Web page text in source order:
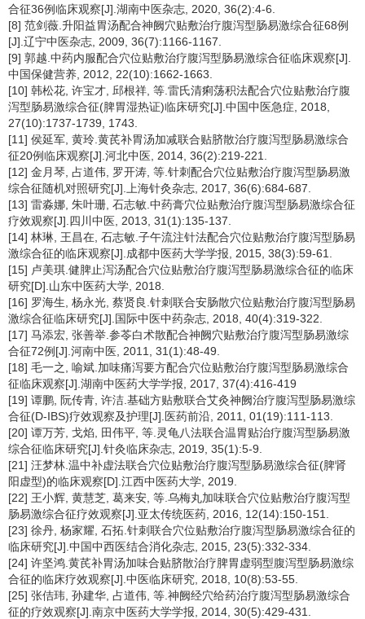
合征36例临床观察[J].湖南中医杂志, 2020, 36(2):4-6.
[8] 范剑薇.升阳益胃汤配合神阙穴贴敷治疗腹泻型肠易激综合征68例
[J].辽宁中医杂志, 2009, 36(7):1166-1167.
[9] 郭越.中药内服配合穴位贴敷治疗腹泻型肠易激综合征临床观察[J].
中国保健营养, 2012, 22(10):1662-1663.
[10] 韩松花, 许宝才, 邱根祥, 等.雷氏清痢荡积法配合穴位贴敷治疗腹
泻型肠易激综合征(脾胃湿热证)临床研究[J].中国中医急症, 2018,
27(10):1737-1739, 1743.
[11] 侯延军, 黄玲.黄芪补胃汤加减联合贴脐散治疗腹泻型肠易激综合
征20例临床观察[J].河北中医, 2014, 36(2):219-221.
[12] 金月琴, 占道伟, 罗开涛, 等.针刺配合穴位贴敷治疗腹泻型肠易激
综合征随机对照研究[J].上海针灸杂志, 2017, 36(6):684-687.
[13] 雷淼娜, 朱叶珊, 石志敏.中药膏穴位贴敷治疗腹泻型肠易激综合征
疗效观察[J].四川中医, 2013, 31(1):135-137.
[14] 林琳, 王昌在, 石志敏.子午流注针法配合穴位贴敷治疗腹泻型肠易
激综合征的临床观察[J].成都中医药大学学报, 2015, 38(3):59-61.
[15] 卢美琪.健脾止泻汤配合穴位贴敷治疗腹泻型肠易激综合征的临床
研究[D].山东中医药大学, 2018.
[16] 罗海生, 杨永光, 蔡贤良.针刺联合安肠散穴位贴敷治疗腹泻型肠易
激综合征临床研究[J].国际中医中药杂志, 2018, 40(4):319-322.
[17] 马添宏, 张善举.参苓白术散配合神阙穴贴敷治疗腹泻型肠易激综
合征72例[J].河南中医, 2011, 31(1):48-49.
[18] 毛一之, 喻斌.加味痛泻要方配合穴位贴敷治疗腹泻型肠易激综合
征临床观察[J].湖南中医药大学学报, 2017, 37(4):416-419
[19] 谭鹏, 阮传青, 许洁.基础方贴敷联合艾灸神阙治疗腹泻型肠易激综
合征(D-IBS)疗效观察及护理[J].医药前沿, 2011, 01(19):111-113.
[20] 谭万芳, 戈焰, 田伟平, 等.灵龟八法联合温胃贴治疗腹泻型肠易激
综合征临床研究[J].针灸临床杂志, 2019, 35(1):5-9.
[21] 汪梦林.温中补虚法联合穴位贴敷治疗腹泻型肠易激综合征(脾肾
阳虚型)的临床观察[D].江西中医药大学, 2019.
[22] 王小辉, 黄慧芝, 葛来安, 等.乌梅丸加味联合穴位贴敷治疗腹泻型
肠易激综合征疗效观察[J].亚太传统医药, 2016, 12(14):150-151.
[23] 徐丹, 杨家耀, 石拓.针刺联合穴位贴敷治疗腹泻型肠易激综合征的
临床研究[J].中国中西医结合消化杂志, 2015, 23(5):332-334.
[24] 许坚鸿.黄芪补胃汤加味合贴脐散治疗脾胃虚弱型腹泻型肠易激综
合征的临床疗效观察[J].中医临床研究, 2018, 10(8):53-55.
[25] 张佶玮, 孙建华, 占道伟, 等.神阙经穴给药治疗腹泻型肠易激综合
征的疗效观察[J].南京中医药大学学报, 2014, 30(5):429-431.